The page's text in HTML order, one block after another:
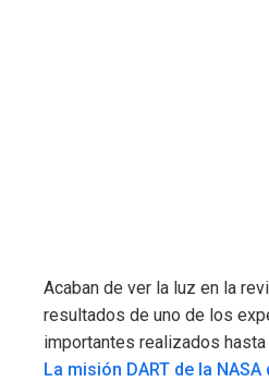
Acaban de ver la luz en la
resultados de uno de los
importantes realizados
La misión DART de la